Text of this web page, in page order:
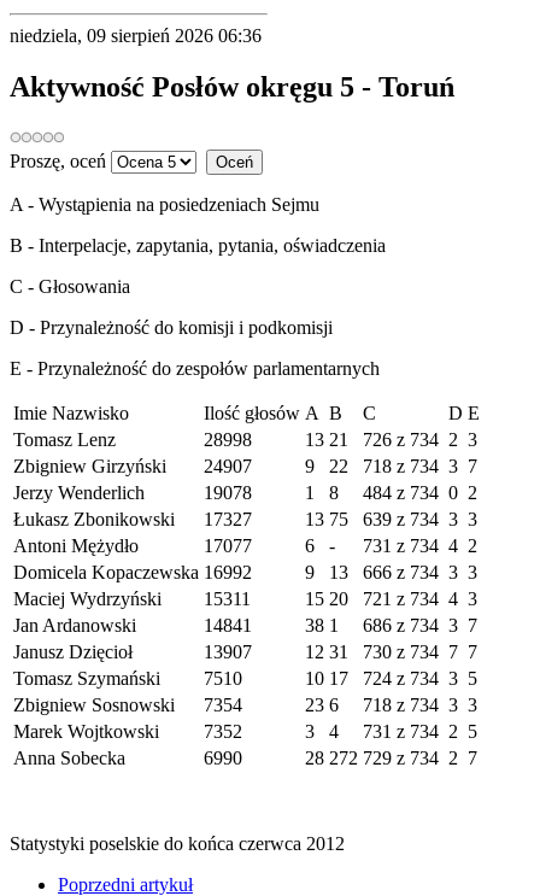
niedziela, 09 sierpień 2026 06:36
Aktywność Posłów okręgu 5 - Toruń
Proszę, oceń
A - Wystąpienia na posiedzeniach Sejmu
B - Interpelacje, zapytania, pytania, oświadczenia
C - Głosowania
D - Przynależność do komisji i podkomisji
E - Przynależność do zespołów parlamentarnych
Imie Nazwisko Ilość głosów A B C D E
Tomasz Lenz
28998 13 21 726 z 734 2 3
Zbigniew Girzyński
24907 9 22 718 z 734 3 7
Jerzy Wenderlich
19078 1 8 484 z 734 0 2
Łukasz Zbonikowski
17327 13 75 639 z 734 3 3
Antoni Mężydło
17077 6 - 731 z 734 4 2
Domicela Kopaczewska 16992 9 13 666 z 734 3 3
Maciej Wydrzyński
15311 15 20 721 z 734 4 3
Jan Ardanowski
14841 38 1 686 z 734 3 7
Janusz Dzięcioł
13907 12 31 730 z 734 7 7
Tomasz Szymański
7510 10 17 724 z 734 3 5
Zbigniew Sosnowski
7354 23 6 718 z 734 3 3
Marek Wojtkowski
7352 3 4 731 z 734 2 5
Anna Sobecka
6990 28 272 729 z 734 2 7
Statystyki poselskie do końca czerwca 2012
Poprzedni artykuł